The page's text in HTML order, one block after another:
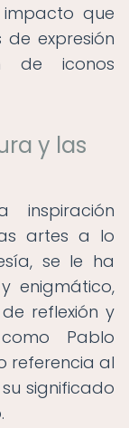
que
expresión
de iconos
y las
artes a lo
se le ha
enigmático,
reflexión y
Pablo
referencia al
significado